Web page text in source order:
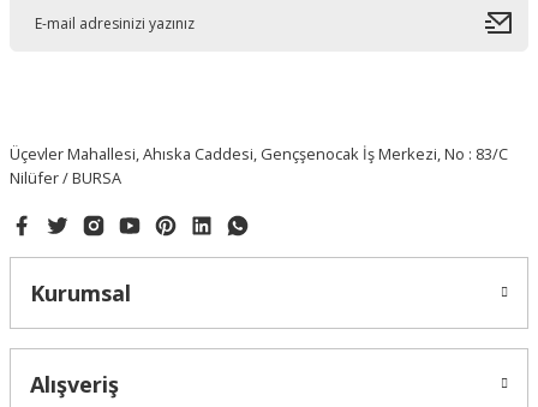
Üçevler Mahallesi, Ahıska Caddesi, Gençşenocak İş Merkezi, No : 83/C
Nilüfer / BURSA
Kurumsal
Alışveriş